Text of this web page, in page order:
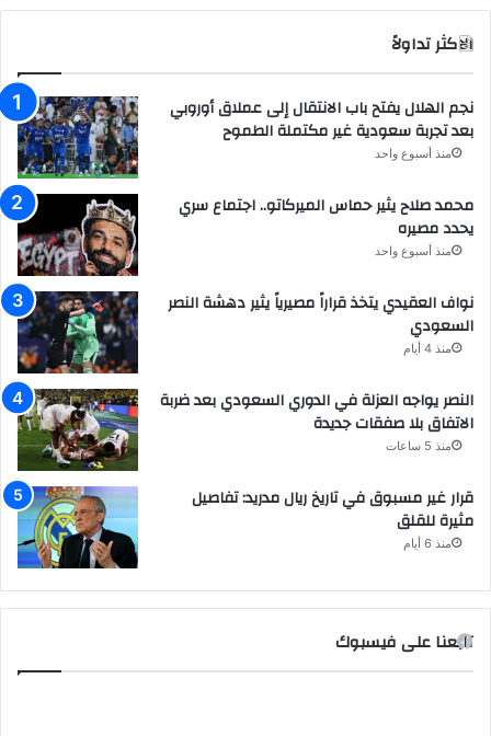
الاكثر تداولاً
نجم الهلال يفتح باب الانتقال إلى عملاق أوروبي
بعد تجربة سعودية غير مكتملة الطموح
منذ أسبوع واحد
محمد صلاح يثير حماس الميركاتو.. اجتماع سري
يحدد مصيره
منذ أسبوع واحد
نواف العقيدي يتخذ قراراً مصيرياً يثير دهشة النصر
السعودي
منذ 4 أيام
النصر يواجه العزلة في الدوري السعودي بعد ضربة
الاتفاق بلا صفقات جديدة
منذ 5 ساعات
قرار غير مسبوق في تاريخ ريال مدريد: تفاصيل
مثيرة للقلق
منذ 6 أيام
تابعنا على فيسبوك